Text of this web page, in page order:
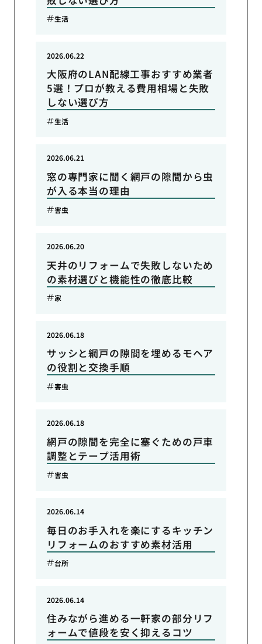
生活
大阪府のLAN配線工事おすすめ業者
5選！プロが教える費用相場と失敗
しない選び方
2026.06.22
生活
窓の専門家に聞く網戸の隙間から虫
が入る本当の理由
2026.06.21
害虫
天井のリフォームで失敗しないため
の素材選びと機能性の徹底比較
2026.06.20
家
サッシと網戸の隙間を埋めるモヘア
の役割と交換手順
2026.06.18
害虫
網戸の隙間を完全に塞ぐための戸車
調整とテープ活用術
2026.06.18
害虫
毎日のお手入れを楽にするキッチン
リフォームのおすすめ素材活用
2026.06.14
台所
住みながら進める一軒家の部分リフ
ォームで値段を安く抑えるコツ
2026.06.14